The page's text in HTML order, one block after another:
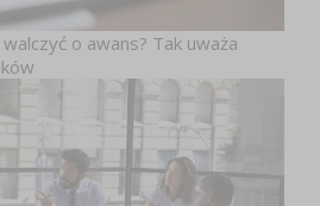
o awans? Tak uważa